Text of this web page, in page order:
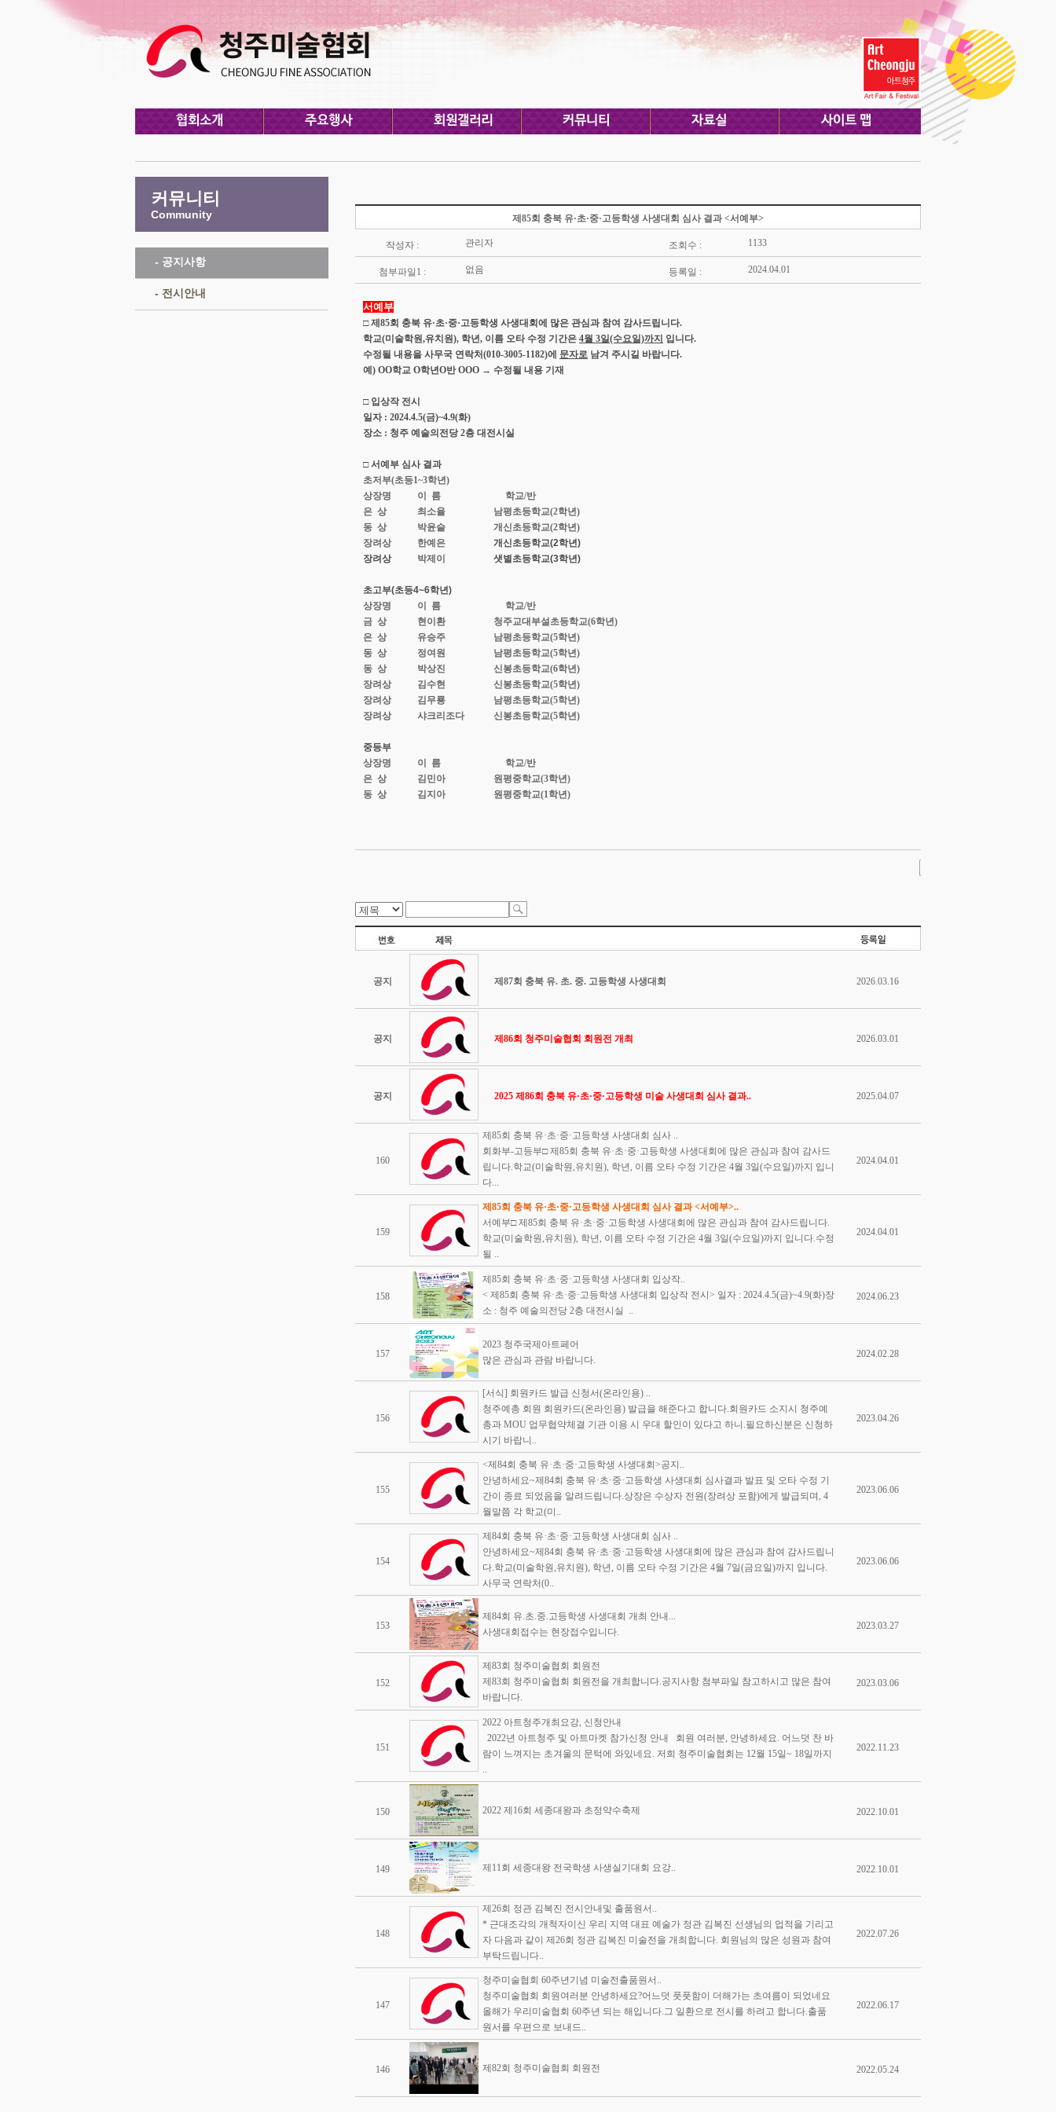
커뮤니티
Community
- 공지사항
- 전시안내
제85회 충북 유·초·중·고등학생 사생대회 심사 결과 <서예부>
작성자 : 관리자 조회수 : 1133
첨부파일1 : 없음 등록일 : 2024.04.01
서예부
□ 제85회 충북 유·초·중·고등학생 사생대회에 많은 관심과 참여 감사드립니다.
학교(미술학원,유치원), 학년, 이름 오타 수정 기간은 4월 3일(수요일)까지 입니다.
수정될 내용을 사무국 연락처(010-3005-1182)에 문자로 남겨 주시길 바랍니다.
예) OO학교 O학년O반 OOO → 수정될 내용 기재
□ 입상작 전시
일자 : 2024.4.5(금)~4.9(화)
장소 : 청주 예술의전당 2층 대전시실
□ 서예부 심사 결과
초저부(초등1~3학년)
상장명
이 름
학교/반
은 상
최소율
남평초등학교(2학년)
동 상
박윤슬
개신초등학교(2학년)
장려상
한예은
개신초등학교(2학년)
장려상
박제이 샛별초등학교(3학년)
초고부(초등4~6학년)
상장명
이 름
학교/반
금 상
현이환
청주교대부설초등학교(6학년)
은 상
유승주
남평초등학교(5학년)
동 상
정여원
남평초등학교(5학년)
동 상
박상진
신봉초등학교(6학년)
장려상
김수현
신봉초등학교(5학년)
장려상
김무룡
남평초등학교(5학년)
장려상
샤크리조다 신봉초등학교(5학년)
중등부
상장명
이 름
학교/반
은 상
김민아
원평중학교(3학년)
동 상
김지아 원평중학교(1학년)
공지 제87회 충북 유. 초. 중. 고등학생 사생대회 2026.03.16
공지 제86회 청주미술협회 회원전 개최 2026.03.01
공지 2025 제86회 충북 유·초·중·고등학생 미술 사생대회 심사 결과.. 2025.04.07
160
제85회 충북 유·초·중·고등학생 사생대회 심사 ..
회화부-고등부□ 제85회 충북 유·초·중·고등학생 사생대회에 많은 관심과 참여 감사드
립니다.학교(미술학원,유치원), 학년, 이름 오타 수정 기간은 4월 3일(수요일)까지 입니
다...
2024.04.01
159
제85회 충북 유·초·중·고등학생 사생대회 심사 결과 <서예부>..
서예부□ 제85회 충북 유·초·중·고등학생 사생대회에 많은 관심과 참여 감사드립니다.
학교(미술학원,유치원), 학년, 이름 오타 수정 기간은 4월 3일(수요일)까지 입니다.수정
될 ..
2024.04.01
158
제85회 충북 유·초·중·고등학생 사생대회 입상작..
< 제85회 충북 유·초·중·고등학생 사생대회 입상작 전시> 일자 : 2024.4.5(금)~4.9(화)장
소 : 청주 예술의전당 2층 대전시실 ..
2024.06.23
157
2023 청주국제아트페어
많은 관심과 관람 바랍니다.
2024.02.28
156
[서식] 회원카드 발급 신청서(온라인용) ..
청주예총 회원 회원카드(온라인용) 발급을 해준다고 합니다.회원카드 소지시 청주예
총과 MOU 업무협약체결 기관 이용 시 우대 할인이 있다고 하니.필요하신분은 신청하
시기 바랍니..
2023.04.26
155
<제84회 충북 유·초·중·고등학생 사생대회>공지..
안녕하세요~제84회 충북 유·초·중·고등학생 사생대회 심사결과 발표 및 오타 수정 기
간이 종료 되었음을 알려드립니다.상장은 수상자 전원(장려상 포함)에게 발급되며, 4
월말쯤 각 학교(미..
2023.06.06
154
제84회 충북 유·초·중·고등학생 사생대회 심사 ..
안녕하세요~제84회 충북 유·초·중·고등학생 사생대회에 많은 관심과 참여 감사드립니
다.학교(미술학원,유치원), 학년, 이름 오타 수정 기간은 4월 7일(금요일)까지 입니다.
사무국 연락처(0..
2023.06.06
153
제84회 유.초.중.고등학생 사생대회 개최 안내...
사생대회접수는 현장접수입니다.
2023.03.27
152
제83회 청주미술협회 회원전
제83회 청주미술협회 회원전을 개최합니다.공지사항 첨부파일 참고하시고 많은 참여
바랍니다.
2023.03.06
151
2022 아트청주개최요강, 신청안내
2022년 아트청주 및 아트마켓 참가신청 안내 회원 여러분, 안녕하세요. 어느덧 찬 바
람이 느껴지는 초겨울의 문턱에 와있네요. 저희 청주미술협회는 12월 15일~ 18일까지
..
2022.11.23
150 2022 제16회 세종대왕과 초정약수축제 2022.10.01
149 제11회 세종대왕 전국학생 사생실기대회 요강.. 2022.10.01
148
제26회 정관 김복진 전시안내및 출품원서..
* 근대조각의 개척자이신 우리 지역 대표 예술가 정관 김복진 선생님의 업적을 기리고
자 다음과 같이 제26회 정관 김복진 미술전을 개최합니다. 회원님의 많은 성원과 참여
부탁드립니다..
2022.07.26
147
청주미술협회 60주년기념 미술전출품원서..
청주미술협회 회원여러분 안녕하세요?어느덧 풋풋함이 더해가는 초여름이 되었네요
올해가 우리미술협회 60주년 되는 해입니다.그 일환으로 전시를 하려고 합니다.출품
원서를 우편으로 보내드..
2022.06.17
146 제82회 청주미술협회 회원전 2022.05.24